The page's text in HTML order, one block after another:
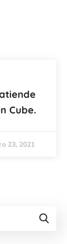
Cube.
23, 2021